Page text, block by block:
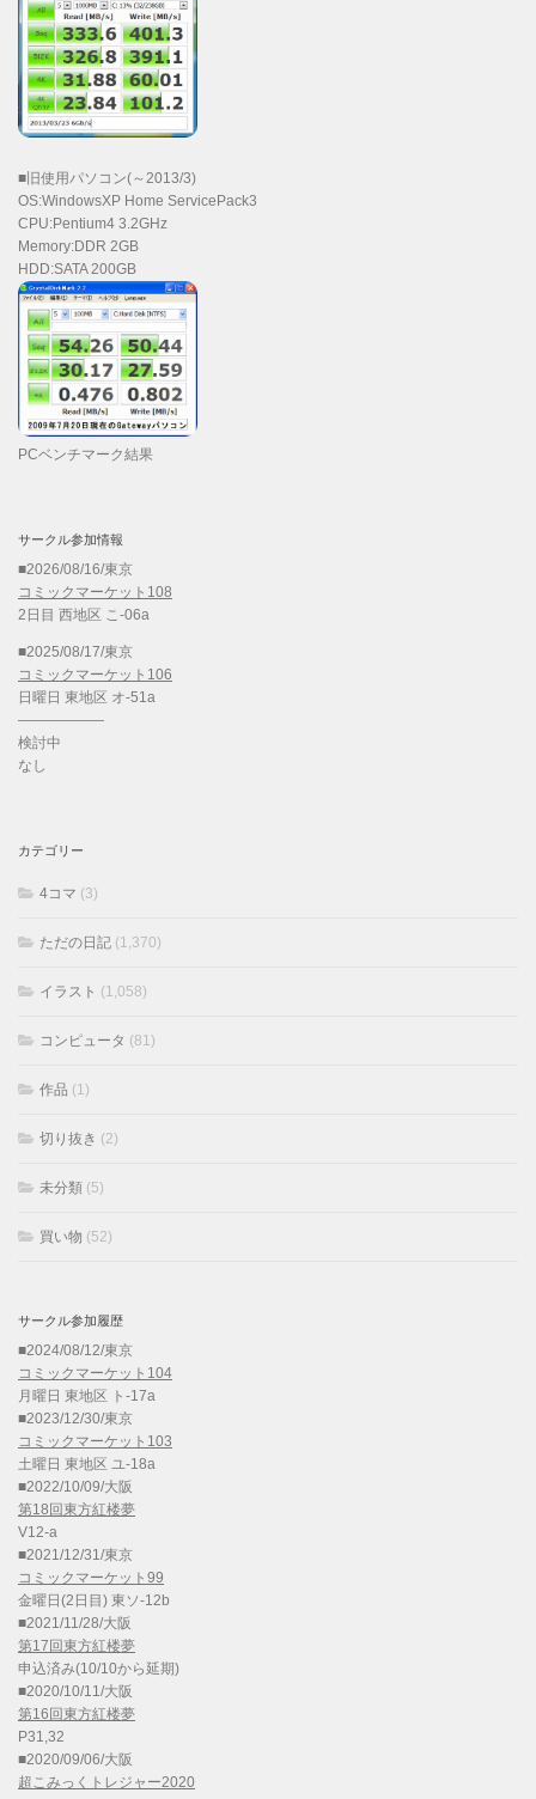
■旧使用パソコン(～2013/3)
OS:WindowsXP Home ServicePack3
CPU:Pentium4 3.2GHz
Memory:DDR 2GB
HDD:SATA 200GB
PCベンチマーク結果
サークル参加情報
■2026/08/16/東京
コミックマーケット108
2日目 西地区 こ-06a
■2025/08/17/東京
コミックマーケット106
日曜日 東地区 オ-51a
——————
検討中
なし
カテゴリー
4コマ (3)
ただの日記 (1,370)
イラスト (1,058)
コンピュータ (81)
作品 (1)
切り抜き (2)
未分類 (5)
買い物 (52)
サークル参加履歴
■2024/08/12/東京
コミックマーケット104
月曜日 東地区 ト-17a
■2023/12/30/東京
コミックマーケット103
土曜日 東地区 ユ-18a
■2022/10/09/大阪
第18回東方紅楼夢
V12-a
■2021/12/31/東京
コミックマーケット99
金曜日(2日目) 東ソ-12b
■2021/11/28/大阪
第17回東方紅楼夢
申込済み(10/10から延期)
■2020/10/11/大阪
第16回東方紅楼夢
P31,32
■2020/09/06/大阪
超こみっくトレジャー2020